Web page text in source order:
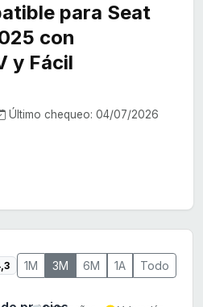
para Seat
con
y Fácil
Último chequeo: 04/07/2026
1M 3M 6M 1A Todo